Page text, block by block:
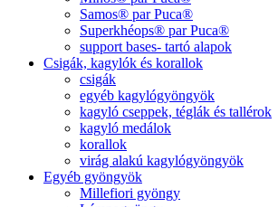
Samos® par Puca®
Superkhéops® par Puca®
support bases- tartó alapok
Csigák, kagylók és korallok
csigák
egyéb kagylógyöngyök
kagyló cseppek, téglák és tallérok
kagyló medálok
korallok
virág alakú kagylógyöngyök
Egyéb gyöngyök
Millefiori gyöngy